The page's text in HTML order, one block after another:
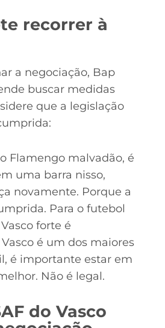
recorrer à
a negociação, Bap
buscar medidas
que a legislação
Flamengo malvadão, é
uma barra nisso,
novamente. Porque a
Para o futebol
forte é
é um dos maiores
é importante estar em
Não é legal.
do Vasco